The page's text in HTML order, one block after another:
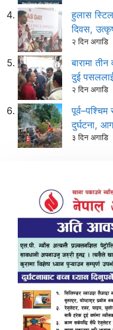
हुलास
दिवस,
२ दिन अगाडि
बारामा
दुई
२ दिन अगाडि
दुर्घटना,
३ दिन अगाडि